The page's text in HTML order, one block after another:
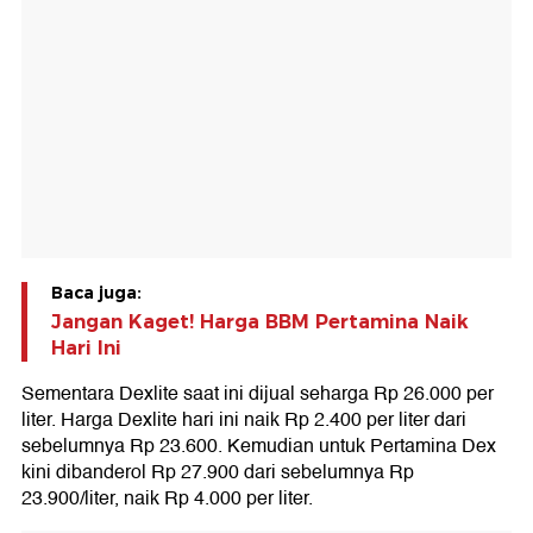
Baca juga:
Jangan Kaget! Harga BBM Pertamina Naik
Hari Ini
Sementara Dexlite saat ini dijual seharga Rp 26.000 per
liter. Harga Dexlite hari ini naik Rp 2.400 per liter dari
sebelumnya Rp 23.600. Kemudian untuk Pertamina Dex
kini dibanderol Rp 27.900 dari sebelumnya Rp
23.900/liter, naik Rp 4.000 per liter.